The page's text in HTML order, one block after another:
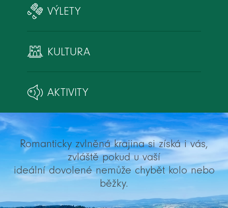
VÝLETY
KULTURA
AKTIVITY
Romanticky zvlněná krajina si získá i vás,
zvláště pokud u vaší
ideální dovolené nemůže chybět kolo nebo
běžky.